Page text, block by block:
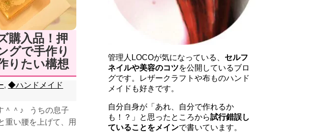
購入品！押
グで手作り
りたい構想
,◆ハンドメイド
＾＾♪ うちの息子
重い腰を上げて、用
管理人LOCOが気になっている、 セルフ
ネイルや美容のコツを公開しているブロ
グです。レザークラフトや布ものハンド
メイドも好きです。
自分自身が「あれ、自分で作れるか
も！？」と思ったところから試行錯誤し
ていることをメインで書いています。